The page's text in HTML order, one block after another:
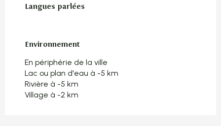
Langues parlées
Langues parlées
Environnement
Environnement
En périphérie de la ville
Lac ou plan d'eau à -5 km
Rivière à -5 km
Village à -2 km